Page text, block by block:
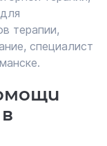
терапии,
специалист